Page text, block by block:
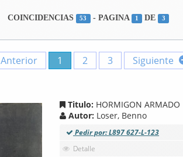
COINCIDENCIAS 53 - PAGINA 1 DE 3
Anterior 1 2 3 Siguiente
Titulo: HORMIGON ARMADO
Autor: Loser, Benno
Pedir por: L897 627-L-123
Detalle